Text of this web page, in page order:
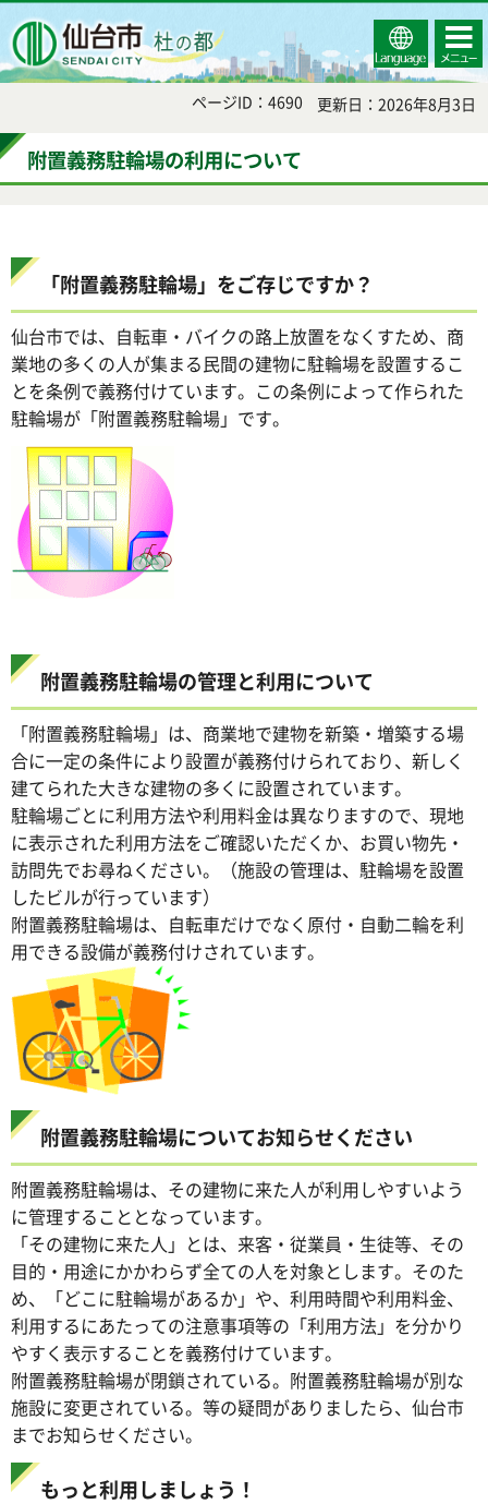
Select
Language
コンテ
ンツメ
ニュー
ページID：4690 更新日：2026年8月3日
附置義務駐輪場の利用について
「附置義務駐輪場」をご存じですか？
仙台市では、自転車・バイクの路上放置をなくすため、商
業地の多くの人が集まる民間の建物に駐輪場を設置するこ
とを条例で義務付けています。この条例によって作られた
駐輪場が「附置義務駐輪場」です。
附置義務駐輪場の管理と利用について
「附置義務駐輪場」は、商業地で建物を新築・増築する場
合に一定の条件により設置が義務付けられており、新しく
建てられた大きな建物の多くに設置されています。
駐輪場ごとに利用方法や利用料金は異なりますので、現地
に表示された利用方法をご確認いただくか、お買い物先・
訪問先でお尋ねください。（施設の管理は、駐輪場を設置
したビルが行っています）
附置義務駐輪場は、自転車だけでなく原付・自動二輪を利
用できる設備が義務付けされています。
附置義務駐輪場についてお知らせください
附置義務駐輪場は、その建物に来た人が利用しやすいよう
に管理することとなっています。
「その建物に来た人」とは、来客・従業員・生徒等、その
目的・用途にかかわらず全ての人を対象とします。そのた
め、「どこに駐輪場があるか」や、利用時間や利用料金、
利用するにあたっての注意事項等の「利用方法」を分かり
やすく表示することを義務付けています。
附置義務駐輪場が閉鎖されている。附置義務駐輪場が別な
施設に変更されている。等の疑問がありましたら、仙台市
までお知らせください。
もっと利用しましょう！